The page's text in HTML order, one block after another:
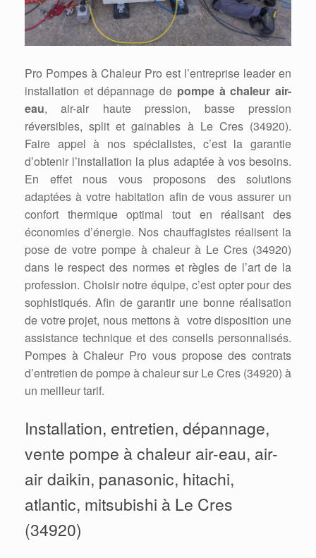
Pro Pompes à Chaleur Pro est l’entreprise leader en
installation et dépannage de pompe à chaleur air-
eau, air-air haute pression, basse pression
réversibles, split et gainables à Le Cres (34920).
Faire appel à nos spécialistes, c’est la garantie
d’obtenir l’installation la plus adaptée à vos besoins.
En effet nous vous proposons des solutions
adaptées à votre habitation afin de vous assurer un
confort thermique optimal tout en réalisant des
économies d’énergie. Nos chauffagistes réalisent la
pose de votre pompe à chaleur à Le Cres (34920)
dans le respect des normes et règles de l’art de la
profession. Choisir notre équipe, c’est opter pour des
sophistiqués. Afin de garantir une bonne réalisation
de votre projet, nous mettons à votre disposition une
assistance technique et des conseils personnalisés.
Pompes à Chaleur Pro vous propose des contrats
d’entretien de pompe à chaleur sur Le Cres (34920) à
un meilleur tarif.
Installation, entretien, dépannage,
vente pompe à chaleur air-eau, air-
air daikin, panasonic, hitachi,
atlantic, mitsubishi à Le Cres
(34920)